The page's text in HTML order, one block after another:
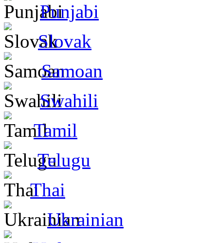
Punjabi
Slovak
Samoan
Swahili
Tamil
Telugu
Thai
Ukrainian